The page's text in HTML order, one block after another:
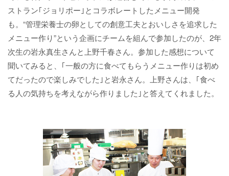
ストラン｢ジョリポー｣とコラボレートしたメニュー開発
も。“管理栄養士の卵としての創意工夫とおいしさを追求した
メニュー作り”という企画にチームを組んで参加したのが、2年
次生の岩永真生さんと上野千春さん。参加した感想について
聞いてみると、｢一般の方に食べてもらうメニュー作りは初め
てだったので楽しみでした｣と岩永さん。上野さんは、｢食べ
る人の気持ちを考えながら作りました｣と答えてくれました。